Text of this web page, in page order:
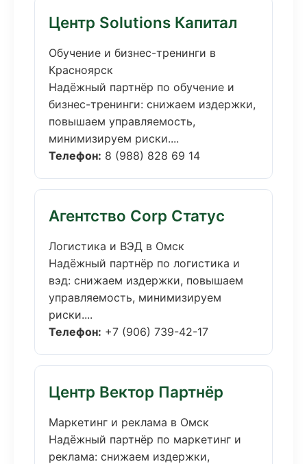
Центр Solutions Капитал
Обучение и бизнес-тренинги в
Красноярск
Надёжный партнёр по обучение и
бизнес-тренинги: снижаем издержки,
повышаем управляемость,
минимизируем риски....
Телефон: 8 (988) 828 69 14
Агентство Corp Статус
Логистика и ВЭД в Омск
Надёжный партнёр по логистика и
вэд: снижаем издержки, повышаем
управляемость, минимизируем
риски....
Телефон: +7 (906) 739-42-17
Центр Вектор Партнёр
Маркетинг и реклама в Омск
Надёжный партнёр по маркетинг и
реклама: снижаем издержки,